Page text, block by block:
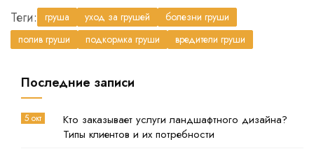
Теги: груша уход за грушей
болезни груши
полив груши
подкормка груши вредители груши
Последние записи
5 окт
Кто заказывает услуги ландшафтного дизайна?
Типы клиентов и их потребности